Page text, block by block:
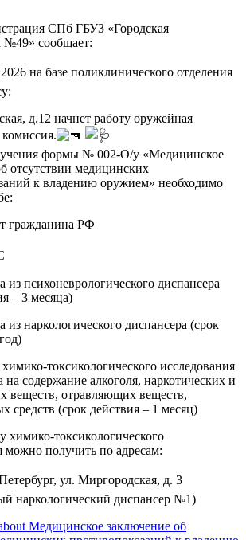
СПб ГБУЗ «Городская
№49» сообщает:
на базе поликлинического отделения
д.12 начнет работу оружейная
формы № 002-О/у «Медицинское
отсутствии медицинских
к владению оружием» необходимо
гражданина РФ
из психоневрологического диспансера
– 3 месяца)
из наркологического диспансера (срок
токсикологического исследования
на содержание алкоголя, наркотических и
веществ, отравляющих веществ,
средств (срок действия – 1 месяц)
химико-токсикологического
можно получить по адресам:
ул. Миргородская, д. 3
наркологический диспансер №1)
Медицинское заключение об